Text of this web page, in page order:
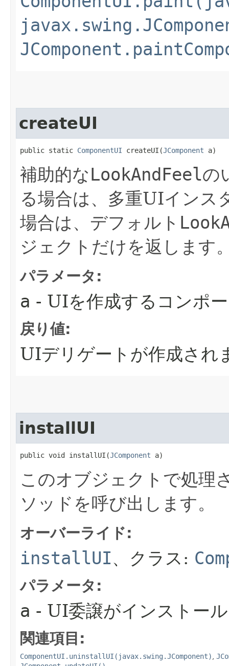
createUI
public static ComponentUI createUI​(JComponent a)
補助的なLookAndFeelの
る場合は、多重UIインス
場合は、デフォルト
ジェクトだけを返します
パラメータ:
a - UIを作成するコンポ
戻り値:
UIデリゲートが作成され
installUI
public void installUI​(JComponent a)
このオブジェクトで処理
ソッドを呼び出します。
オーバーライド:
installUI、クラス:
パラメータ:
a - UI委譲がインストー
関連項目:
ComponentUI.uninstallUI(javax.swing.JComponent)